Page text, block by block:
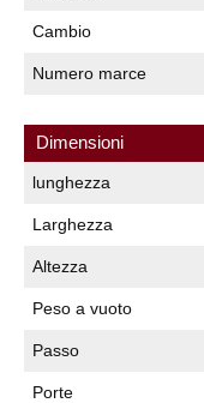
Cambio
Numero marce
Dimensioni
lunghezza
Larghezza
Altezza
Peso a vuoto
Passo
Porte